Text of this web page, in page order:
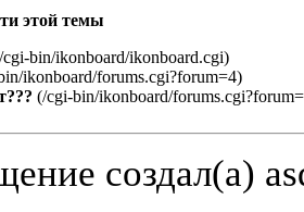
этой темы
cgi-bin/ikonboard/ikonboard.cgi)
ikonboard/forums.cgi?forum=4)
(/cgi-bin/ikonboard/
создал(а)